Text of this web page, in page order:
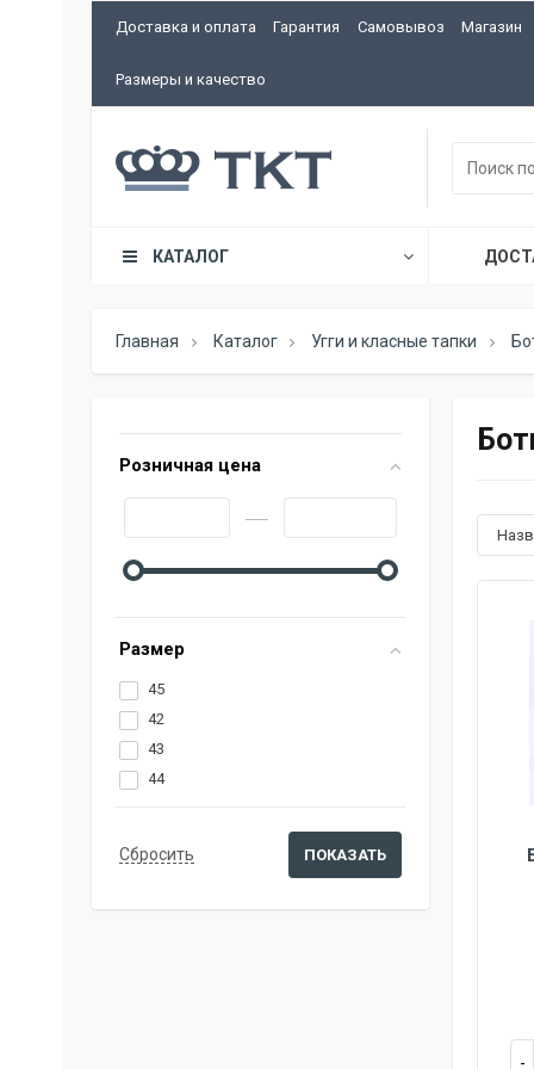
Доставка и оплата Гарантия Самовывоз Магазин
Размеры и качество
КАТАЛОГ
Главная Каталог Угги и класные тапки
Розничная цена
Размер
45
42
43
44